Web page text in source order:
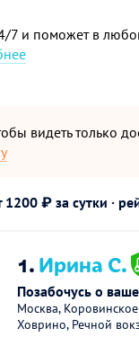
7 и поможет в
видеть только
₽ за сутки ·
1.Ирина С.
Позабочусь о
Москва,
Ховрино, Речной